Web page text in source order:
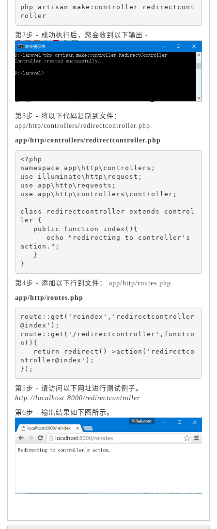
php artisan make:controller redirectcont
第2步 - 成功执行后，您会收到以下输出 -
第3步 - 将以下代码复制到文件：
app/http/controllers/redirectcontroller.php.
app/http/controllers/redirectcontroller.php
<?php
namespace app\http\controllers;
use illuminate\http\request;
use app\http\requests;
use app\http\controllers\controller;
class redirectcontroller extends control
ler {
action.";
}
第4步 - 添加以下行到文件： app/http/routes.php.
app/http/routes.php
route::get('reindex','redirectcontroller
@index');
route::get('/redirectcontroller',functio
n(){
ntroller@index');
第5步 - 请访问以下网址进行测试例子。
http://localhost:8000/redirectcontroller
第6步 - 输出结果如下图所示。